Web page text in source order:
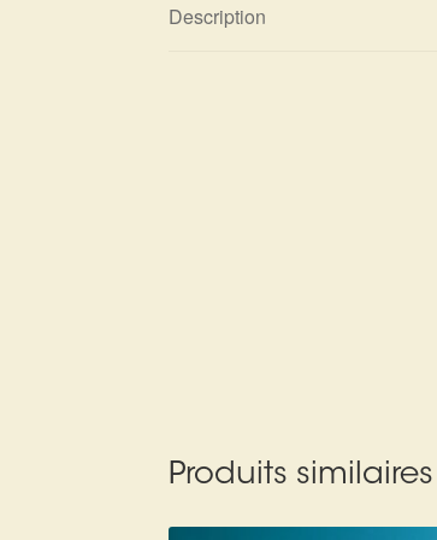
Description
Produits similaires